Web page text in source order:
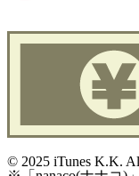
© 2025 iTunes K.K.